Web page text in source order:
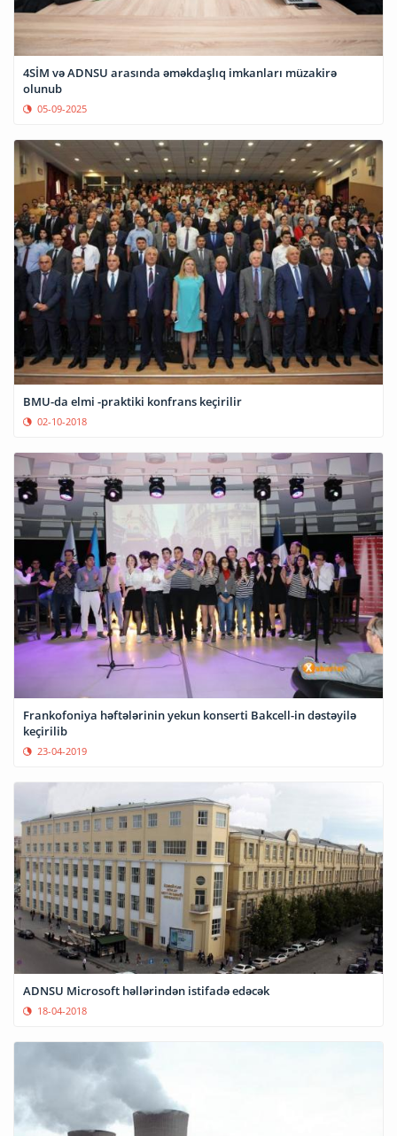
4SİM və ADNSU arasında əməkdaşlıq imkanları müzakirə
olunub
05-09-2025
BMU-da elmi -praktiki konfrans keçirilir
02-10-2018
Frankofoniya həftələrinin yekun konserti Bakcell-in dəstəyilə
keçirilib
23-04-2019
ADNSU Microsoft həllərindən istifadə edəcək
18-04-2018